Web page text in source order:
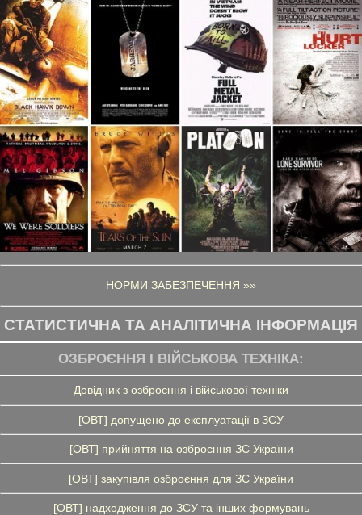
НОРМИ ЗАБЕЗПЕЧЕННЯ »»
СТАТИСТИЧНА ТА АНАЛІТИЧНА ІНФОРМАЦІЯ
ОЗБРОЄННЯ І ВІЙСЬКОВА ТЕХНІКА:
Довідник з озброєння і військової техніки
[ОВТ] допущено до експлуатації в ЗСУ
[ОВТ] прийняття на озброєння ЗС України
[ОВТ] закупівля озброєння для ЗС України
[ОВТ] надходження до ЗСУ та інших формувань